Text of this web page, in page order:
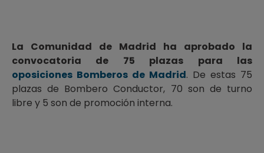
La Comunidad de Madrid ha aprobado la
convocatoria de 75 plazas para las
oposiciones Bomberos de Madrid. De estas 75
plazas de Bombero Conductor, 70 son de turno
libre y 5 son de promoción interna.